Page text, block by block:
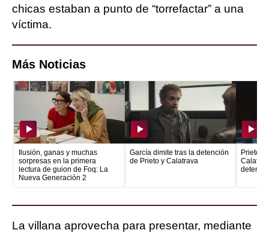
chicas estaban a punto de “torrefactar” a una
víctima.
Más Noticias
Ilusión, ganas y muchas
sorpresas en la primera
lectura de guion de Foq: La
Nueva Generación 2
García dimite tras la detención
de Prieto y Calatrava
Prieto
La villana aprovecha para presentar, mediante